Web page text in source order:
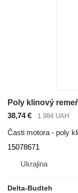
38,74 € 1 984 UAH
Časti motora - poly
15078671
Ukrajina
Delta-Budteh